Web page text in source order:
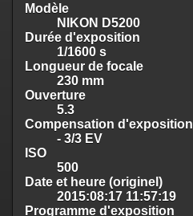
Modèle
NIKON D5200
Durée d'exposition
1/1600 s
Longueur de focale
230 mm
Ouverture
5.3
Compensation d'exposition
- 3/3 EV
ISO
500
Date et heure (originel)
2015:08:17 11:57:19
Programme d'exposition